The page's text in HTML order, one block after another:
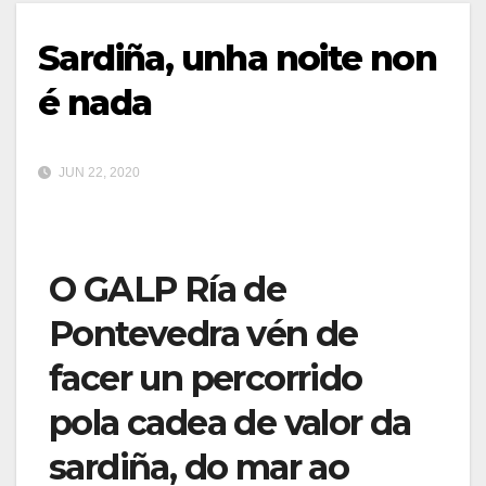
Sardiña, unha noite non
é nada
JUN 22, 2020
O GALP Ría de
Pontevedra vén de
facer un percorrido
pola cadea de valor da
sardiña, do mar ao